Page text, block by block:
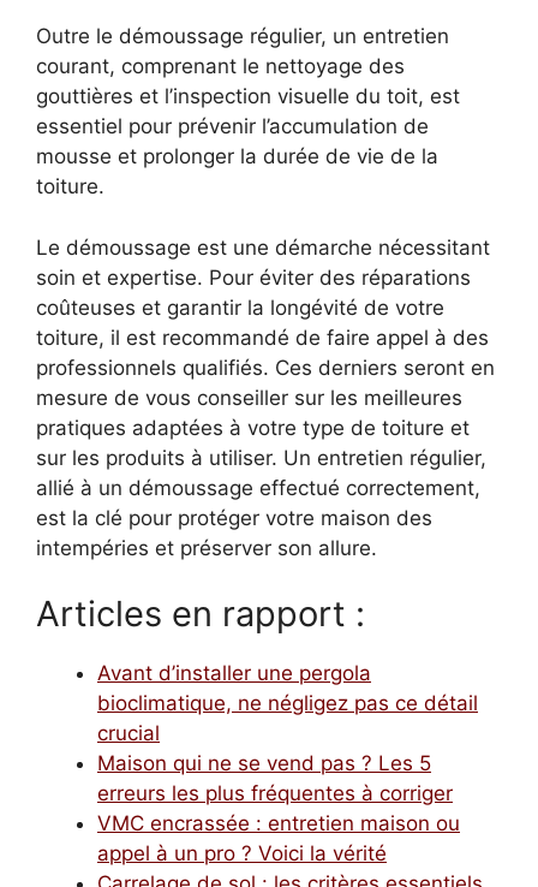
Outre le démoussage régulier, un entretien
courant, comprenant le nettoyage des
gouttières et l’inspection visuelle du toit, est
essentiel pour prévenir l’accumulation de
mousse et prolonger la durée de vie de la
toiture.
Le démoussage est une démarche nécessitant
soin et expertise. Pour éviter des réparations
coûteuses et garantir la longévité de votre
toiture, il est recommandé de faire appel à des
professionnels qualifiés. Ces derniers seront en
mesure de vous conseiller sur les meilleures
pratiques adaptées à votre type de toiture et
sur les produits à utiliser. Un entretien régulier,
allié à un démoussage effectué correctement,
est la clé pour protéger votre maison des
intempéries et préserver son allure.
Articles en rapport :
Avant d’installer une pergola
bioclimatique, ne négligez pas ce détail
crucial
Maison qui ne se vend pas ? Les 5
erreurs les plus fréquentes à corriger
VMC encrassée : entretien maison ou
appel à un pro ? Voici la vérité